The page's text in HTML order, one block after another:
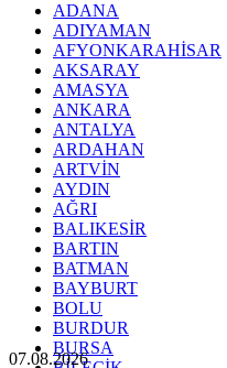
ADANA
ADIYAMAN
AFYONKARAHİSAR
AKSARAY
AMASYA
ANKARA
ANTALYA
ARDAHAN
ARTVİN
AYDIN
AĞRI
BALIKESİR
BARTIN
BATMAN
BAYBURT
BOLU
BURDUR
BURSA
07.08.2026